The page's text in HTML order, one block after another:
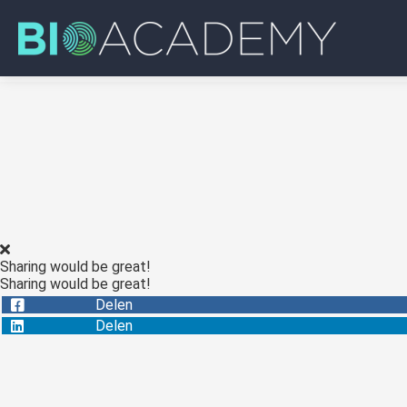
Sharing would be great!
Sharing would be great!
Delen
Delen